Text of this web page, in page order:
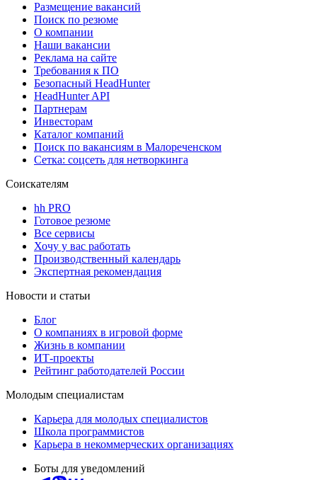
Размещение вакансий
Поиск по резюме
О компании
Наши вакансии
Реклама на сайте
Требования к ПО
Безопасный HeadHunter
HeadHunter API
Партнерам
Инвесторам
Каталог компаний
Поиск по вакансиям в Малореченском
Сетка: соцсеть для нетворкинга
Соискателям
hh PRO
Готовое резюме
Все сервисы
Хочу у вас работать
Производственный календарь
Экспертная рекомендация
Новости и статьи
Блог
О компаниях в игровой форме
Жизнь в компании
ИТ-проекты
Рейтинг работодателей России
Молодым специалистам
Карьера для молодых специалистов
Школа программистов
Карьера в некоммерческих организациях
Боты для уведомлений